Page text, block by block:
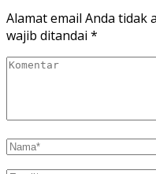
Alamat email Anda tidak
wajib ditandai *